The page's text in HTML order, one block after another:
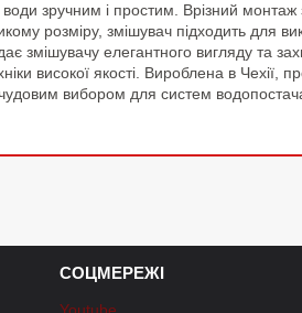
зручним і простим. Врізний монтаж
розміру, змішувач підходить для
змішувачу елегантного вигляду
високої якості. Вироблена в
вибором для систем
СОЦМЕРЕЖІ